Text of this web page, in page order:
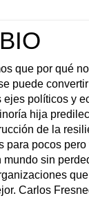
que por qué
puede
ejes políticos y
hija
de la
para pocos
mundo sin
Carlos